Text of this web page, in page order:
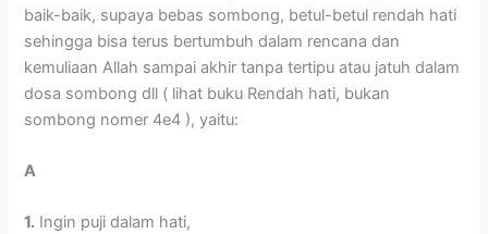
baik-baik, supaya bebas sombong, betul-betul rendah hati
sehingga bisa terus bertumbuh dalam rencana dan
kemuliaan Allah sampai akhir tanpa tertipu atau jatuh dalam
dosa sombong dll ( lihat buku Rendah hati, bukan
sombong nomer 4e4 ), yaitu:
A
1. Ingin puji dalam hati,